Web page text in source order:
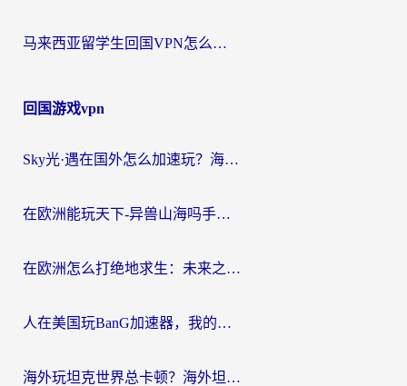
马来西亚留学生回国VPN怎么选？3个避坑点+1款实测好用的加速器推荐
回国游戏vpn
Sky光·遇在国外怎么加速玩？海外党亲测有效的国服游戏加速指南
在欧洲能玩天下-异兽山海吗手游？海外玩家的加速器生存指南
在欧洲怎么打绝地求生：未来之役不卡？留学生亲测的加速器避坑指南
人在美国玩BanG加速器，我的延迟终于绿了
海外玩坦克世界总卡顿？海外坦克世界加速器有哪些？实测好用的选择在这里